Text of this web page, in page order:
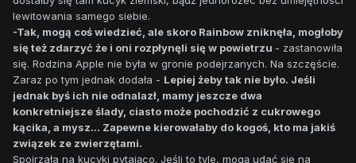
lewitowania samego siebie.
-Tak, mogą coś wiedzieć, ale skoro Rainbow zniknęła, mogłoby
się też zdarzyć że i oni rozpłynęli się w powietrzu - zastanowiła
się. Rodzina Apple nie była w gronie podejrzanych. Na szczęście.
Zaraz po tym jednak dodała - Lepiej żeby tak nie było. Jeśli
jednak byś ich nie odnalazł, mamy jeszcze dwa
konkretniejsze ślady, ciasto może pochodzić z cukrowego
kącika, a mysz... Zapewne kierowałaby do kogoś, kto ma jakiś
związek ze zwierzętami.
Spojrzała na kucyki pytająco. Jeśli to tyle, mogą udać się na